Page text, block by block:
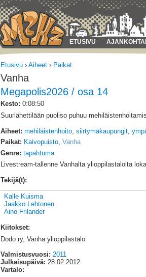
ETUSIVU
Etusivu › Aiheet › Paikat
Vanha
Megapolis2026 / osa 14
Kesto: 0:08:50
Suurlähettilään puoliso puhuu
Aiheet: mehiläistenhoito siirtymäkaupungit
Paikat: Kaivopuisto, Vanha
Genre: tapahtuma
Livestream-tallenne Vanhalta ylioppilastalolta
Tekijä(t):
Kalle Kuisma
Jaakko Lehtonen
Aino Frilander
Kiitokset:
Dodo ry, Vanha ylioppilastalo
Valmistusvuosi: 2011
Julkaisupäivä: 28.02.2012
Vartalo: